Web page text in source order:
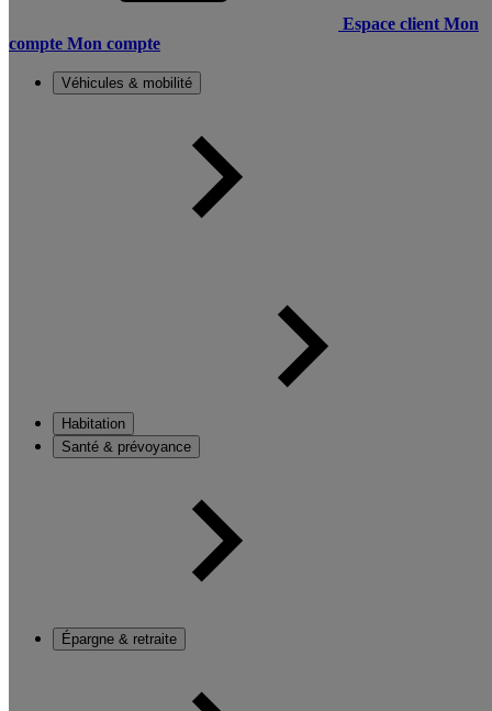
Espace client Mon
compte Mon compte
Véhicules & mobilité
Habitation
Santé & prévoyance
Épargne & retraite